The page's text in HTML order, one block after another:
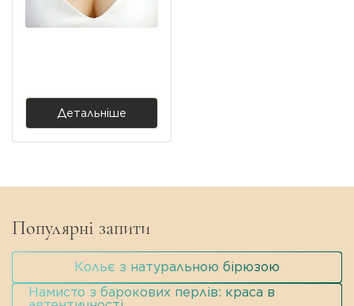
Детальніше
Популярні запити
Кольє з натуральною бірюзою
Намисто з барокових перлів: краса в